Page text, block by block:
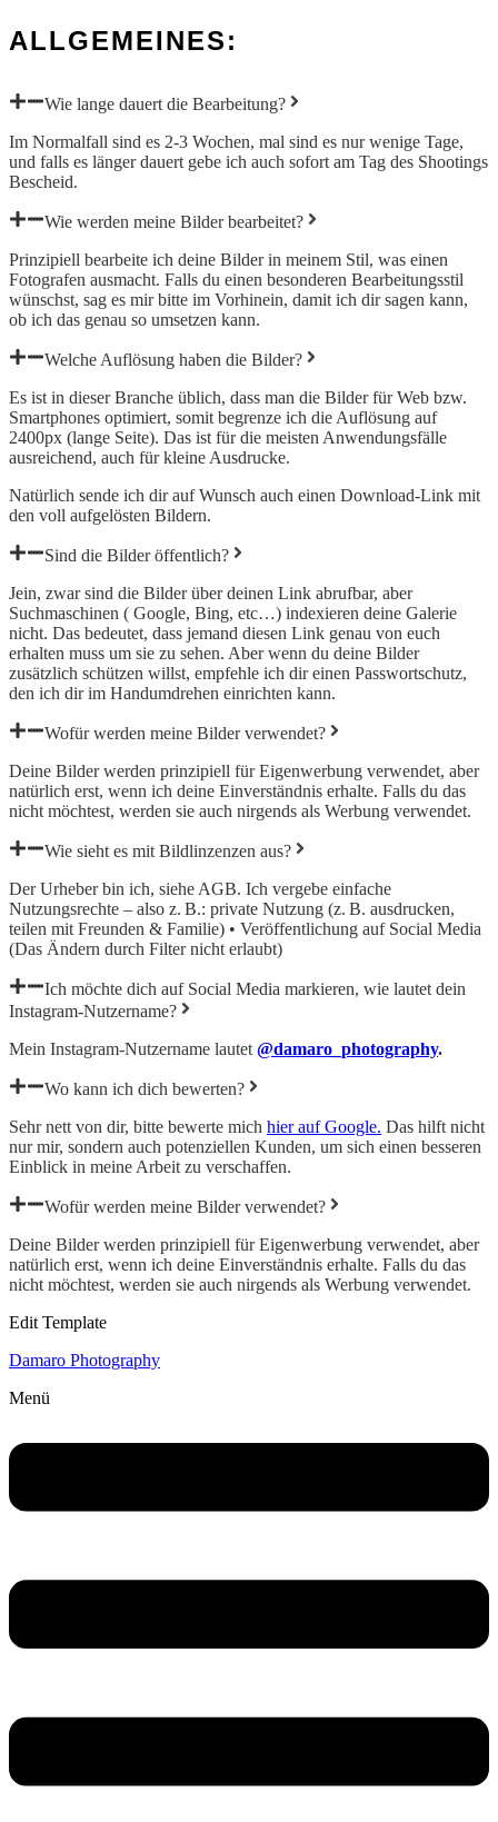
ALLGEMEINES:
Wie lange dauert die Bearbeitung?
Im Normalfall sind es 2-3 Wochen, mal sind es nur wenige Tage,
und falls es länger dauert gebe ich auch sofort am Tag des Shootings
Bescheid.
Wie werden meine Bilder bearbeitet?
Prinzipiell bearbeite ich deine Bilder in meinem Stil, was einen
Fotografen ausmacht. Falls du einen besonderen Bearbeitungsstil
wünschst, sag es mir bitte im Vorhinein, damit ich dir sagen kann,
ob ich das genau so umsetzen kann.
Welche Auflösung haben die Bilder?
Es ist in dieser Branche üblich, dass man die Bilder für Web bzw.
Smartphones optimiert, somit begrenze ich die Auflösung auf
2400px (lange Seite). Das ist für die meisten Anwendungsfälle
ausreichend, auch für kleine Ausdrucke.
Natürlich sende ich dir auf Wunsch auch einen Download-Link mit
den voll aufgelösten Bildern.
Sind die Bilder öffentlich?
Jein, zwar sind die Bilder über deinen Link abrufbar, aber
Suchmaschinen ( Google, Bing, etc…) indexieren deine Galerie
nicht. Das bedeutet, dass jemand diesen Link genau von euch
erhalten muss um sie zu sehen. Aber wenn du deine Bilder
zusätzlich schützen willst, empfehle ich dir einen Passwortschutz,
den ich dir im Handumdrehen einrichten kann.
Wofür werden meine Bilder verwendet?
Deine Bilder werden prinzipiell für Eigenwerbung verwendet, aber
natürlich erst, wenn ich deine Einverständnis erhalte. Falls du das
nicht möchtest, werden sie auch nirgends als Werbung verwendet.
Wie sieht es mit Bildlinzenzen aus?
Der Urheber bin ich, siehe AGB. Ich vergebe einfache
Nutzungsrechte – also z. B.: private Nutzung (z. B. ausdrucken,
teilen mit Freunden & Familie) • Veröffentlichung auf Social Media
(Das Ändern durch Filter nicht erlaubt)
Ich möchte dich auf Social Media markieren, wie lautet dein
Instagram-Nutzername?
Mein Instagram-Nutzername lautet @damaro_photography.
Wo kann ich dich bewerten?
Sehr nett von dir, bitte bewerte mich hier auf Google. Das hilft nicht
nur mir, sondern auch potenziellen Kunden, um sich einen besseren
Einblick in meine Arbeit zu verschaffen.
Wofür werden meine Bilder verwendet?
Deine Bilder werden prinzipiell für Eigenwerbung verwendet, aber
natürlich erst, wenn ich deine Einverständnis erhalte. Falls du das
nicht möchtest, werden sie auch nirgends als Werbung verwendet.
Edit Template
Damaro Photography
Menü